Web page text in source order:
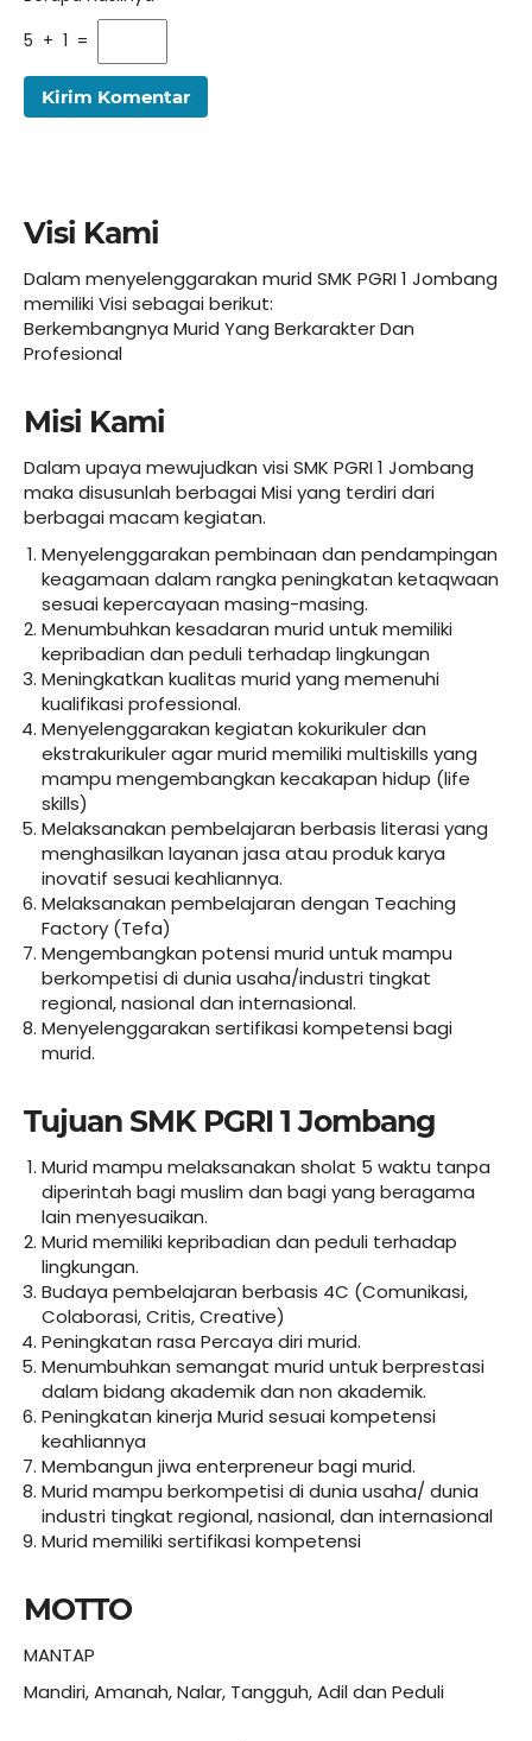
5 + 1 =
Visi Kami
Dalam menyelenggarakan murid SMK PGRI 1 Jombang
memiliki Visi sebagai berikut:
Berkembangnya Murid Yang Berkarakter Dan
Profesional
Misi Kami
Dalam upaya mewujudkan visi SMK PGRI 1 Jombang
maka disusunlah berbagai Misi yang terdiri dari
berbagai macam kegiatan.
Menyelenggarakan pembinaan dan pendampingan
keagamaan dalam rangka peningkatan ketaqwaan
sesuai kepercayaan masing-masing.
Menumbuhkan kesadaran murid untuk memiliki
kepribadian dan peduli terhadap lingkungan
Meningkatkan kualitas murid yang memenuhi
kualifikasi professional.
Menyelenggarakan kegiatan kokurikuler dan
ekstrakurikuler agar murid memiliki multiskills yang
mampu mengembangkan kecakapan hidup (life
skills)
Melaksanakan pembelajaran berbasis literasi yang
menghasilkan layanan jasa atau produk karya
inovatif sesuai keahliannya.
Melaksanakan pembelajaran dengan Teaching
Factory (Tefa)
Mengembangkan potensi murid untuk mampu
berkompetisi di dunia usaha/industri tingkat
regional, nasional dan internasional.
Menyelenggarakan sertifikasi kompetensi bagi
murid.
Tujuan SMK PGRI 1 Jombang
Murid mampu melaksanakan sholat 5 waktu tanpa
diperintah bagi muslim dan bagi yang beragama
lain menyesuaikan.
Murid memiliki kepribadian dan peduli terhadap
lingkungan.
Budaya pembelajaran berbasis 4C (Comunikasi,
Colaborasi, Critis, Creative)
Peningkatan rasa Percaya diri murid.
Menumbuhkan semangat murid untuk berprestasi
dalam bidang akademik dan non akademik.
Peningkatan kinerja Murid sesuai kompetensi
keahliannya
Membangun jiwa enterpreneur bagi murid.
Murid mampu berkompetisi di dunia usaha/ dunia
industri tingkat regional, nasional, dan internasional
Murid memiliki sertifikasi kompetensi
MOTTO
MANTAP
Mandiri, Amanah, Nalar, Tangguh, Adil dan Peduli